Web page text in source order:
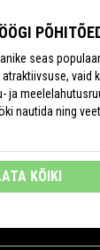
seas
vaid
ja
nautida ning
KÕIKI